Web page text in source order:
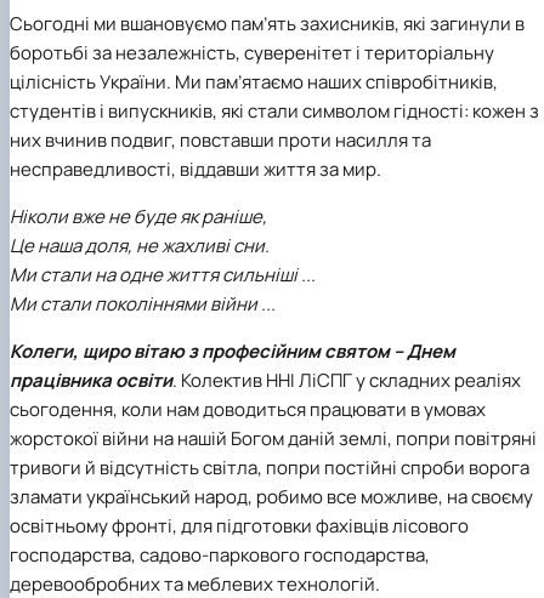
- 21.06.2022 р.), студент 3-го курсу 20…
ПАЛІЄНКО Максим Володимирович
- 24.08.2022 р.), випускник 2011 року.
ПЕТРИЧЕНКО Віктор Михайлович
17.05.2022 р.), випускник 2011 року.
СЕРГА Петро Грирорович (18.06.1999 -
17.04.2024 р.), студент 2-го курсу 2024 рі…
(08.06.1983 - 27.09.2022 р.), випускник 2017
року.
СОРОКА Олександр Григорович
03.07.2023 р.), випускник 2019 року.
- 20.05.2022 р.), випускник 1999 року.
ТЕРЕЩЕНКО Ростислав Віталійович
- 28.12.2023 р.), студент 2 курсу з…
ТУШАКОВСЬКИЙ Борис Олександрович
(02.05.1981 - 02.02.2025 р.), випускник 2003 р…
ШЕВЧЕНКО Володимир В’ячеславович
(30.06.1965 - 03.2022 р.), випускник 1992 року.
ШИНКАРЬОВ Олексій Сергійович
- 25.08.2023 р.), випускник 2016 року.
ЯРЕМА Микола Юрійович (13.12.1973 -
Сьогодні ми вшановуємо пам’ять захисників, які загинули в
боротьбі за незалежність, суверенітет і територіальну
цілісність України. Ми пам’ятаємо наших співробітників,
студентів і випускників, які стали символом гідності: кожен з
них вчинив подвиг, повставши проти насилля та
несправедливості, віддавши життя за мир.
Ніколи вже не буде як раніше,
Це наша доля, не жахливі сни.
Ми стали на одне життя сильніші ...
Ми стали поколіннями війни ...
Колеги, щиро вітаю з професійним святом – Днем
працівника освіти. Колектив ННІ ЛіСПГ у складних реаліях
сьогодення, коли нам доводиться працювати в умовах
жорстокої війни на нашій Богом даній землі, попри повітряні
тривоги й відсутність світла, попри постійні спроби ворога
зламати український народ, робимо все можливе, на своєму
освітньому фронті, для підготовки фахівців лісового
господарства, садово-паркового господарства,
деревообробних та меблевих технологій.